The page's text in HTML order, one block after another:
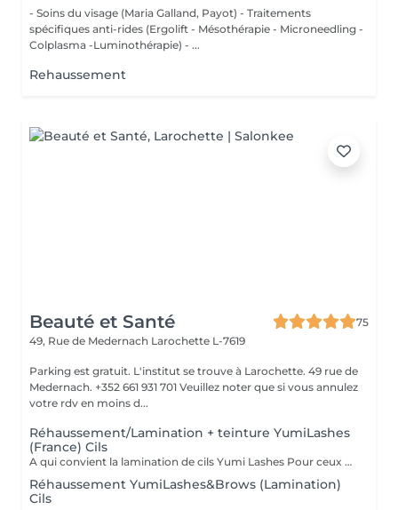
- Soins du visage (Maria Galland, Payot) - Traitements
spécifiques anti-rides (Ergolift - Mésothérapie - Microneedling -
Colplasma -Luminothérapie) - ...
Rehaussement
Beauté et Santé
75
49, Rue de Medernach Larochette L-7619
Parking est gratuit. L'institut se trouve à Larochette. 49 rue de
Medernach. +352 661 931 701 Veuillez noter que si vous annulez
votre rdv en moins d...
Réhaussement/Lamination + teinture YumiLashes
(France) Cils
A qui convient la lamination de cils Yumi Lashes Pour ceux qui ont: - cils courts - cils poussant droits - cils poussant vers le bas - cils clairs - avec absence de paupière - avec paupière supérieure débordante - avec des paupières « affaissées » liées à l'âge - mener une vie active - gagner du temps - ceux qui partent en vacances, en voyage Vous obtenez des cils brillants avec une belle courbe. Un peu de magie et voila
Réhaussement YumiLashes&Brows (Lamination)
Cils